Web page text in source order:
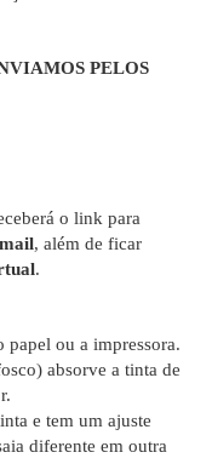
PELOS
o link para
, além de ficar
.
papel ou a impressora.
absorve a tinta de
e tem um ajuste
diferente em outra